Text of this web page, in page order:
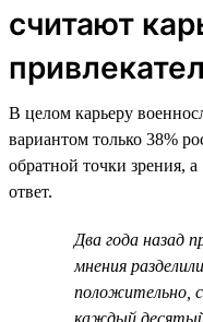
считают
В целом карьеру
вариантом только 38%
обратной точки зрения,
ответ.
Два года назад
мнения
положительно,
каждый